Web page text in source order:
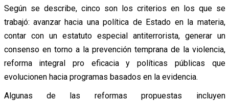
Según se describe, cinco son los criterios en los que se
trabajó: avanzar hacia una política de Estado en la materia,
contar con un estatuto especial antiterrorista, generar un
consenso en torno a la prevención temprana de la violencia,
reforma integral pro eficacia y políticas públicas que
evolucionen hacia programas basados en la evidencia.
Algunas de las reformas propuestas incluyen